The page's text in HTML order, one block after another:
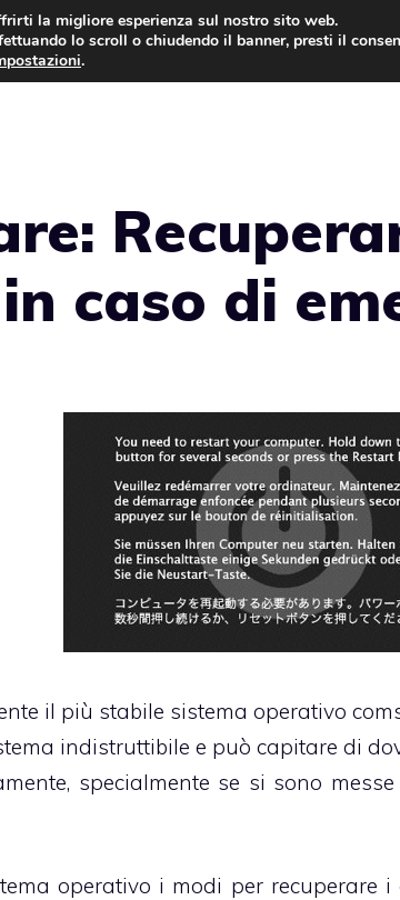
caso di
il più stabile sistema operativo
indistruttibile e può capitare di
specialmente se si sono
operativo i modi per recuperare
la migliore esperienza sul nostro sito web.
lo scroll o chiudendo il banner, presti il
.